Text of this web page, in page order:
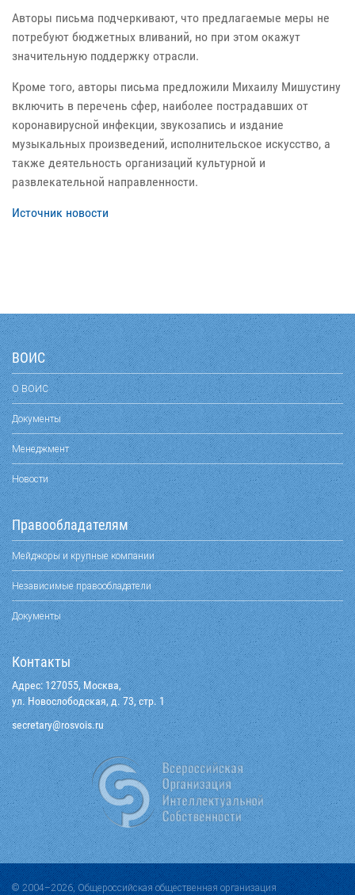
Авторы письма подчеркивают, что предлагаемые меры не
потребуют бюджетных вливаний, но при этом окажут
значительную поддержку отрасли.
Кроме того, авторы письма предложили Михаилу Мишустину
включить в перечень сфер, наиболее пострадавших от
коронавирусной инфекции, звукозапись и издание
музыкальных произведений, исполнительское искусство, а
также деятельность организаций культурной и
развлекательной направленности.
Источник новости
ВОИС
О ВОИС
Документы
Менеджмент
Новости
Правообладателям
Мейджоры и крупные компании
Независимые правообладатели
Документы
Контакты
Адрес: 127055, Москва,
ул. Новослободская, д. 73, стр. 1
ur.siovsor
@yraterces
© 2004–2026, Общероссийская общественная организация